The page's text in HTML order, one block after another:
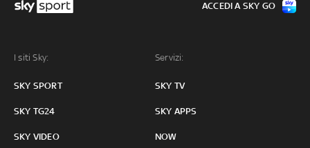
I siti Sky:
SKY SPORT
SKY TG24
SKY VIDEO
Servizi:
SKY TV
SKY APPS
NOW
ACCEDI A SKY GO